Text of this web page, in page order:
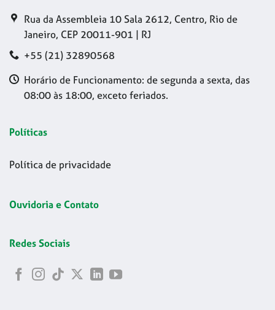
Rua da Assembleia 10 Sala 2612, Centro, Rio de
Janeiro, CEP 20011-901 | RJ
+55 (21) 32890568
Horário de Funcionamento: de segunda a sexta, das
08:00 às 18:00, exceto feriados.
Políticas
Política de privacidade
Ouvidoria e Contato
Redes Sociais